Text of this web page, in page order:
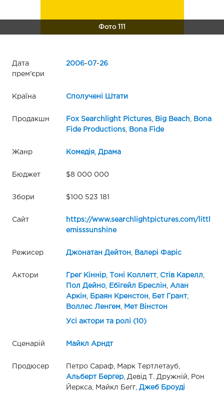
Фото 111
Дата
прем'єри
2006-07-26
Країна Сполучені Штати
Продакшн Fox Searchlight Pictures, Big Beach
Bona
Fide Productions, Bona Fide
Жанр Комедія, Драма
Бюджет $8 000 000
Збори $100 523 181
Сайт
https://www.searchlightpictures.com/littl
emisssunshine
Режисер Джонатан Дейтон Валері Фаріс
Актори Грег Кіннір, Тоні Коллетт, Стів Карелл
Пол Дейно, Ебігейл Бреслін
Алан
Аркін
Браян Кренстон Бет Грант,
Воллес Ленгем, Мет Вінстон
Усі актори та ролі (10)
Сценарій Майкл Арндт
Продюсер
Петро Сараф, Марк Тертлетауб,
Альберт Бергер, Девід Т. Дружній, Рон
Йеркса, Майкл Бегг, Джеб Броуді